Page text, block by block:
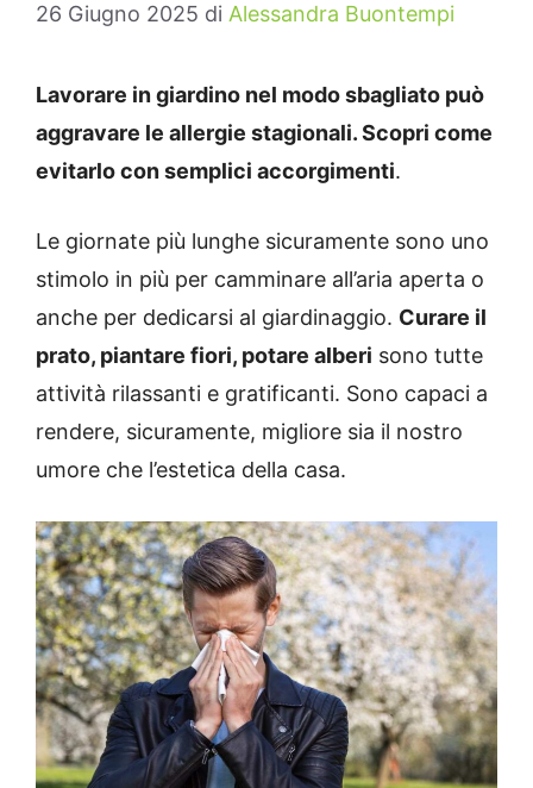
26 Giugno 2025 di Alessandra Buontempi
Lavorare in giardino nel modo sbagliato può
aggravare le allergie stagionali. Scopri come
evitarlo con semplici accorgimenti.
Le giornate più lunghe sicuramente sono uno
stimolo in più per camminare all’aria aperta o
anche per dedicarsi al giardinaggio. Curare il
prato, piantare fiori, potare alberi sono tutte
attività rilassanti e gratificanti. Sono capaci a
rendere, sicuramente, migliore sia il nostro
umore che l’estetica della casa.